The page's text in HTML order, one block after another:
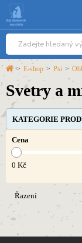
> E-shop > Psi >
Svetry a
KATEGORIE
Cena
0 Kč
Řazení